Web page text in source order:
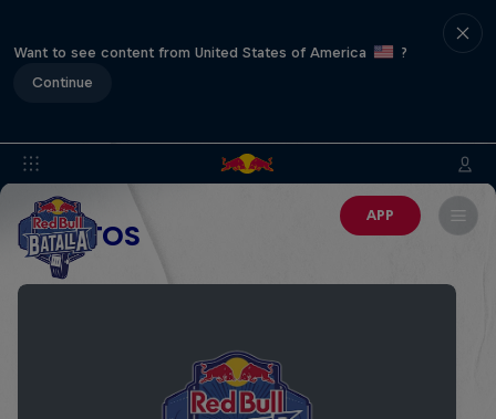
Want to see content from United States of America
?
Continue
APP
EVENTOS